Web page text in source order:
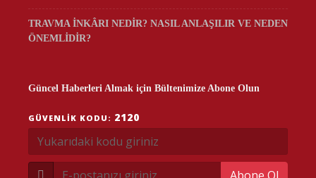
TRAVMA İNKÂRI NEDİR? NASIL ANLAŞILIR VE NEDEN
ÖNEMLİDİR?
Güncel Haberleri Almak için Bültenimize Abone Olun
GÜVENLIK KODU: 2120